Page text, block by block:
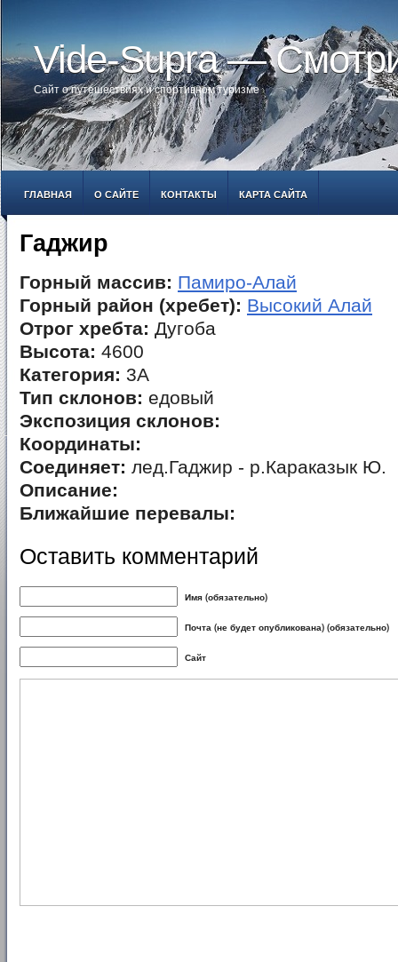
Vide-Supra —
Сайт о путешествиях и спортивном туризме
ГЛАВНАЯ О САЙТЕ КОНТАКТЫ КАРТА САЙТА
Гаджир
Горный массив: Памиро-Алай
Горный район (хребет): Высокий Алай
Отрог хребта: Дугоба
Высота: 4600
Категория: 3А
Тип склонов: едовый
Экспозиция склонов:
Координаты:
Соединяет: лед.Гаджир - р.Караказык Ю.
Описание:
Ближайшие перевалы:
Оставить комментарий
Имя (обязательно)
Почта (не будет опубликована) (обязательно)
Сайт